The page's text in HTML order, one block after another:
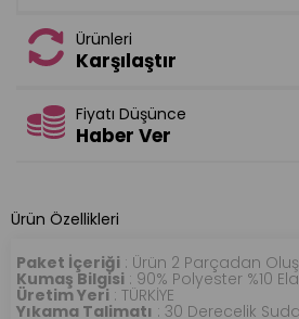
Ürünleri
Karşılaştır
Fiyatı Düşünce
Haber Ver
Ürün Özellikleri
Paket İçeriği : Ürün 2 Parçadan
Kumaş Bilgisi : 90% Polyester %10
Üretim Yeri : TÜRKİYE
Yıkama Talimatı : 30 Derecelik Suda